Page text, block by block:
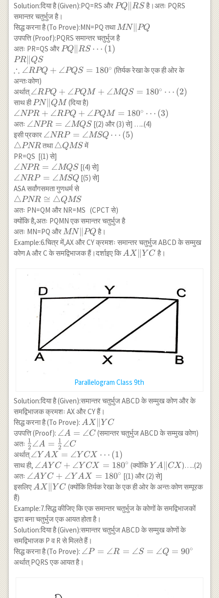
Solution:दिया है (Given):PQ=RS औरPQ
RS
PQ∥ RSहै।अतः PQRS
समान्तर चतुर्भुज है।
सिद्ध करना है (To Prove):MN=PQ तथाMN
\|
MN∥ PQ
उपपत्ति (Proof):PQRS समान्तर चतुर्भुज है
अतः PR=QS औरPQ \| RS
\| QS \\
RPQ+\angle
PQS=180^{\circ}
PQ∥ RS ⋯ (1)
PR∥ QS
∴ ∠RPQ + ∠PQS = 180∘ (तिर्यक रेखा के एक ही ओर के
अन्तःकोण)
अर्थात्\angle
RPQ+\angle
PQM+\angle
MQS=180^{\circ}
\cdots(2)
∠RPQ + ∠PQM + ∠MQS = 180∘ ⋯ (2)
साथ हीPN
\|
QM
PN∥ QM(दिया है)
\angle
NPR+\angle
RPQ+\angle
PQM=180^{\circ}
\cdots(3)
∠NPR + ∠RPQ + ∠PQM = 180∘ ⋯ (3)
अतः \angle
NPR=\angle
MQS
∠NPR = ∠MQS [(2) और (3) से] …..(4)
इसी प्रकार \angle
NRP=\angle
MSQ
\cdots(5) \\
\triangle
PNR
∠NRP = ∠MSQ ⋯ (5)
△PNRतथा\triangle
QMS
△QMS में
PR=QS [(1) से]
\angle
NPR=\angle
MQS
∠NPR = ∠MQS [(4) से]
\angle
NRP=\angle
MSQ
∠NRP = ∠MSQ [(5) से]
ASA सर्वांगसमता गुणधर्म से
\triangle
PNR
\cong
\triangle
QMS
△PNR ≅ △QMS
अतः PN=QM और NR=MS (CPCT से)
क्योंकि है,अतः PQMN एक समान्तर चतुर्भुज है
अतः MN=PQ औरMN
\|
PQ
MN∥ PQहै।
Example:6.चित्र में,AX और CY क्रमशः समान्तर चतुर्भुज ABCD के सम्मुख
कोण A और C के समद्विभाजक हैं।दर्शाइए किAX
AX ∥Y C है।
Parallelogram Class 9th
Solution:दिया है (Given):समान्तर चतुर्भुज ABCD के सम्मुख कोण और के
समद्विभाजक क्रमशः AX और CY हैं।
सिद्ध करना है (To Prove): AX
\|
AX ∥Y C
उपपत्ति (Proof): \angle
A=\angle
C
∠A = ∠C (समान्तर चतुर्भुज ABCD के सम्मुख कोण)
अतः \frac{1}{2}
\angle
A=\frac{1}
{2} \angle
C
2
1 ∠A = 2
1 ∠C
अर्थात्\angle
YAX=\angle
YCX
\cdots(1)
∠Y AX = ∠Y CX ⋯ (1)
साथ ही, \angle
AYC+\angle
YCX=180^{\circ}
∠AY C + ∠Y CX = 180∘ (क्योंकिYA
\|
CX
Y A∥CX )…..(2)
अतः \angle
AYC+\angle
∠AY C + ∠Y AX = 180∘ [(1) और (2) से]
इसलिएAX
YC
AX ∥Y C (क्योंकि तिर्यक रेखा के एक ही ओर के अन्तःकोण सम्पूरक
हैं)
Example:7.सिद्ध कीजिए कि एक समान्तर चतुर्भुज के कोणों के समद्विभाजकों
द्वारा बना चतुर्भुज एक आयत होता है।
Solution:दिया है (Given):समान्तर चतुर्भुज ABCD के सम्मुख कोणों के
समद्विभाजक P व R से मिलते हैं।
सिद्ध करना है (To Prove): \angle
P=\angle
∠P = ∠R = ∠S = ∠Q = 90∘
अर्थात् PQRS एक आयत है।